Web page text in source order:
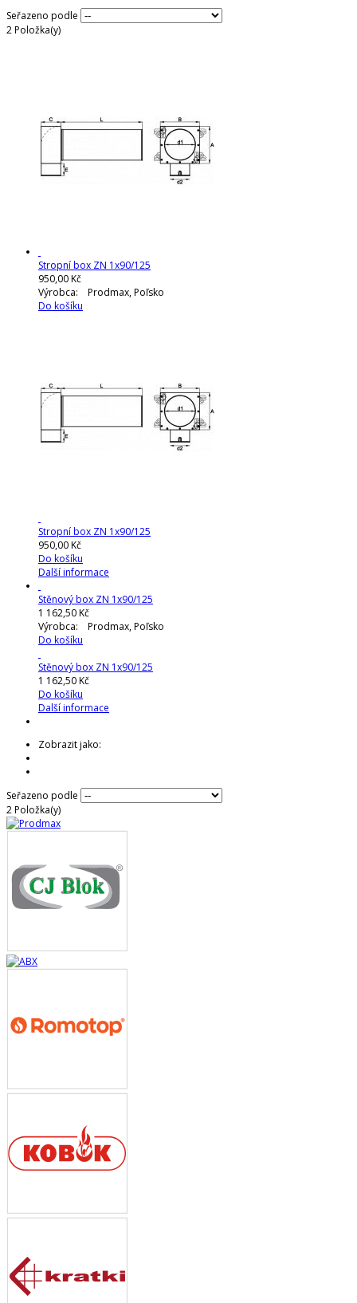
Seřazeno podle
2Položka(y)
Stropní box ZN 1x90/125
950,00 Kč
Výrobca: Prodmax, Poľsko
Do košíku
Stropní box ZN 1x90/125
950,00 Kč
Do košíku
Další informace
Stěnový box ZN 1x90/125
1 162,50 Kč
Výrobca: Prodmax, Poľsko
Do košíku
Stěnový box ZN 1x90/125
1 162,50 Kč
Do košíku
Další informace
Zobrazit jako:
Seřazeno podle
2Položka(y)